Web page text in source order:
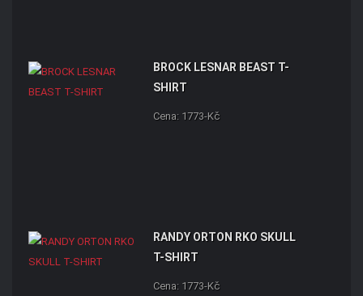
BROCK LESNAR BEAST T-
SHIRT
Cena: 1773-Kč
RANDY ORTON RKO SKULL
T-SHIRT
Cena: 1773-Kč